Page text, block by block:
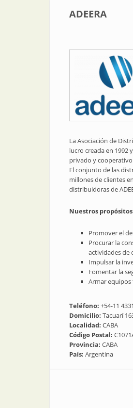
ADEERA
La Asociación de
lucro creada en 1992
privado y
El conjunto de las
millones de clientes
distribuidoras de
Nuestros propósitos
Promover el
Procurar la
actividades de
Impulsar la
Fomentar la
Armar equipos
Teléfono: +54-11
Domicilio: Tacuarí
Localidad: CABA
Código Postal:
Provincia: CABA
País: Argentina